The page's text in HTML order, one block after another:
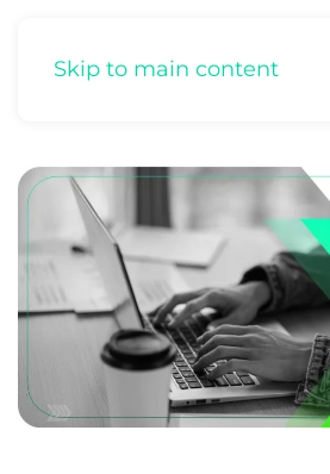
Skip to main content